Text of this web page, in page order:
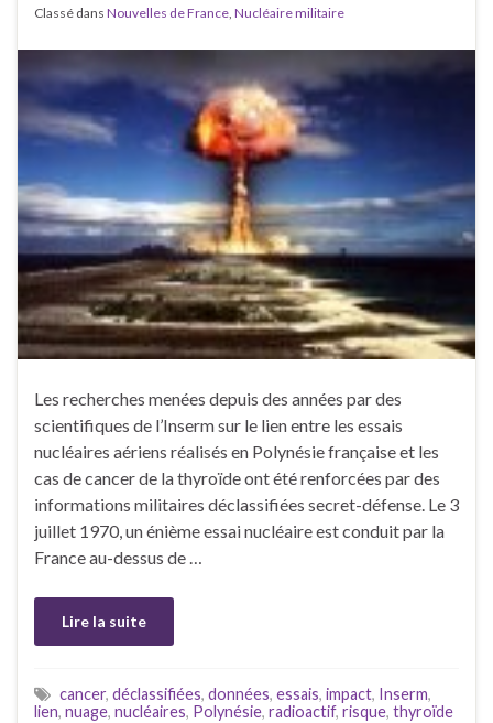
Classé dans Nouvelles de France, Nucléaire militaire
Les recherches menées depuis des années par des
scientifiques de l’Inserm sur le lien entre les essais
nucléaires aériens réalisés en Polynésie française et les
cas de cancer de la thyroïde ont été renforcées par des
informations militaires déclassifiées secret-défense. Le 3
juillet 1970, un énième essai nucléaire est conduit par la
France au-dessus de …
Lire la suite
cancer, déclassifiées, données, essais, impact, Inserm,
lien, nuage, nucléaires, Polynésie, radioactif, risque, thyroïde